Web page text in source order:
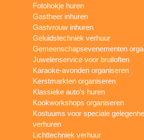
Fotohokje huren
Gastheer inhuren
Gastvrouw inhuren
Geluidstechniek verhuur
Gemeenschapsevenementen
Juwelenservice voor bruiloften
Karaoke-avonden organiseren
Kerstmarkten organiseren
Klassieke auto’s huren
Kookworkshops organiseren
Kostuums voor speciale
verhuren
Lichttechniek verhuur